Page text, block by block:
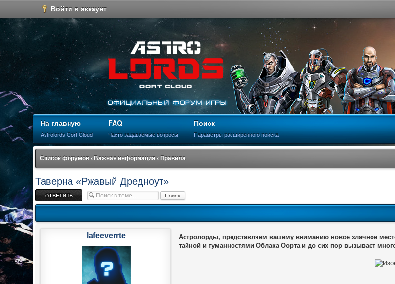
Войти в аккаунт
На главную
Astrolords Oort Cloud
FAQ
Часто задаваемые вопросы
Поиск
Параметры расширенного поиска
Список форумов ‹ Важная информация ‹ Правила
Таверна «Ржавый Дредноут»
Ответить
Астролорды, представляем вашему вниманию новое злачное
тайной и туманностями Облака Оорта и до сих пор вызывает
lafeeverrte